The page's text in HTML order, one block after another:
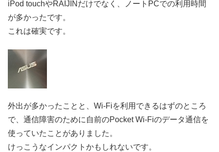
iPod touchやRAIJINだけでなく、ノートPCでの利用時間
が多かったです。
これは確実です。
外出が多かったことと、Wi-Fiを利用できるはずのところ
で、通信障害のために自前のPocket Wi-Fiのデータ通信を
使っていたことがありました。
けっこうなインパクトかもしれないです。